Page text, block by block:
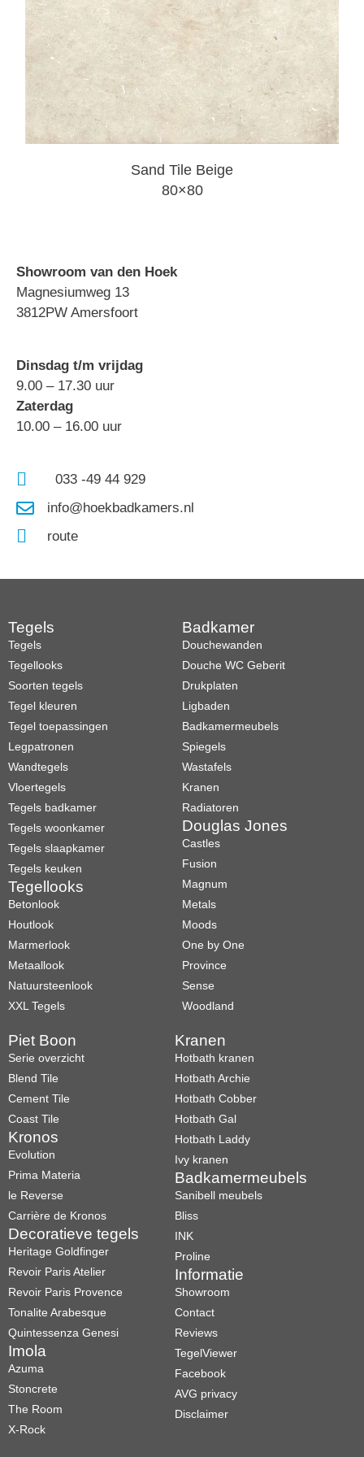
Sand Tile Beige
80×80
Showroom van den Hoek
Magnesiumweg 13
3812PW Amersfoort
Dinsdag t/m vrijdag
9.00 – 17.30 uur
Zaterdag
10.00 – 16.00 uur
033 -49 44 929
info@hoekbadkamers.nl
route
Tegels
Tegels
Tegellooks
Soorten tegels
Tegel kleuren
Tegel toepassingen
Legpatronen
Wandtegels
Vloertegels
Tegels badkamer
Tegels woonkamer
Tegels slaapkamer
Tegels keuken
Tegellooks
Betonlook
Houtlook
Marmerlook
Metaallook
Natuursteenlook
XXL Tegels
Badkamer
Douchewanden
Douche WC Geberit
Drukplaten
Ligbaden
Badkamermeubels
Spiegels
Wastafels
Kranen
Radiatoren
Douglas Jones
Castles
Fusion
Magnum
Metals
Moods
One by One
Province
Sense
Woodland
Piet Boon
Serie overzicht
Blend Tile
Cement Tile
Coast Tile
Kronos
Evolution
Prima Materia
le Reverse
Carrière de Kronos
Decoratieve tegels
Heritage Goldfinger
Revoir Paris Atelier
Revoir Paris Provence
Tonalite Arabesque
Quintessenza Genesi
Imola
Azuma
Stoncrete
The Room
X-Rock
Kranen
Hotbath kranen
Hotbath Archie
Hotbath Cobber
Hotbath Gal
Hotbath Laddy
Ivy kranen
Badkamermeubels
Sanibell meubels
Bliss
INK
Proline
Informatie
Showroom
Contact
Reviews
TegelViewer
Facebook
AVG privacy
Disclaimer